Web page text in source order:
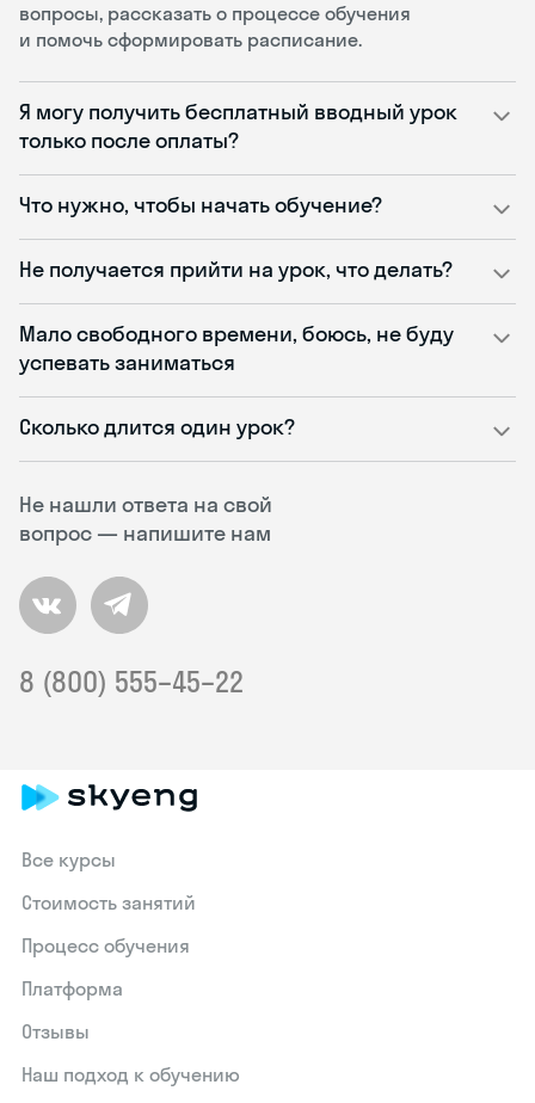
Не нашли ответа на свой
вопрос — напишите нам
8 (800) 555–45–22
вопросы, рассказать о процессе обучения
и помочь сформировать расписание.
Я могу получить бесплатный вводный урок
только после оплаты?
Что нужно, чтобы начать обучение?
Не получается прийти на урок, что делать?
Мало свободного времени, боюсь, не буду
успевать заниматься
Сколько длится один урок?
Все курсы
Стоимость занятий
Процесс обучения
Платформа
Отзывы
Наш подход к обучению